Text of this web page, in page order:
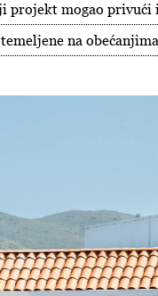
projekt mogao privući
na